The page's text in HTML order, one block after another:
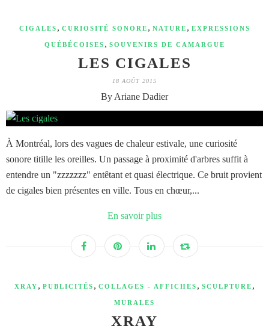
CIGALES , CURIOSITÉ SONORE , NATURE , EXPRESSIONS
QUÉBÉCOISES , SOUVENIRS DE CAMARGUE
LES CIGALES
18 AOÛT 2015
By Ariane Dadier
À Montréal, lors des vagues de chaleur estivale, une curiosité
sonore titille les oreilles. Un passage à proximité d'arbres suffit à
entendre un "zzzzzzz" entêtant et quasi électrique. Ce bruit provient
de cigales bien présentes en ville. Tous en chœur,...
En savoir plus
XRAY , PUBLICITÉS , COLLAGES - AFFICHES , SCULPTURE ,
MURALES
XRAY